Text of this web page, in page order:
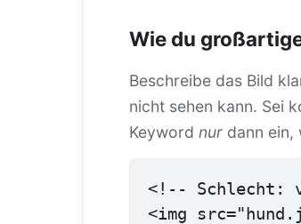
Wie du
Beschreibe das Bild
nicht sehen kann. Sei
Keyword nur dann ein,
<!-- Schlecht:
<img